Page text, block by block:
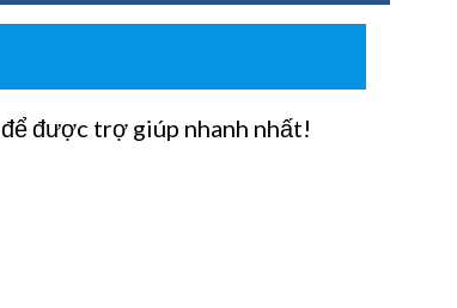
để được trợ giúp nhanh nhất!